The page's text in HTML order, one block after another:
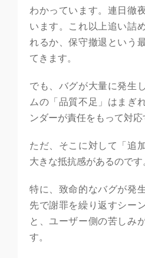
わかっています。連日徹
います。これ以上追い詰
れるか、保守撤退という
てきます。
でも、バグが大量に発生
ムの「品質不足」はまぎ
ンダーが責任をもって対応
ただ、そこに対して「追
大きな抵抗感があるのです
特に、致命的なバグが発
先で謝罪を繰り返すシー
と、ユーザー側の苦しみ
す。